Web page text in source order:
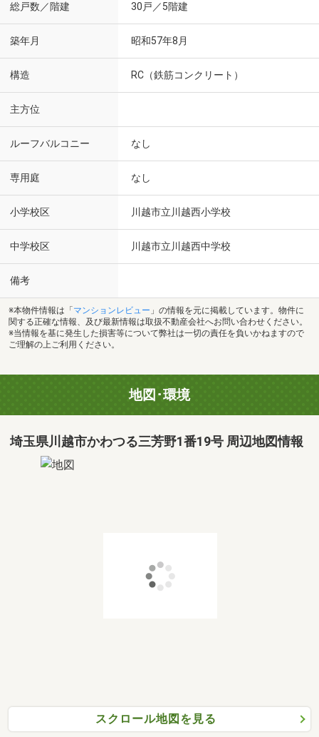
総戸数／階建 30戸／5階建
築年月 昭和57年8月
構造 RC（鉄筋コンクリート）
主方位
ルーフバルコニー なし
専用庭 なし
小学校区 川越市立川越西小学校
中学校区 川越市立川越西中学校
備考
※本物件情報は「 マンションレビュー 」の情報を元に掲載しています。物件に
関する正確な情報、及び最新情報は取扱不動産会社へお問い合わせください。
※当情報を基に発生した損害等について弊社は一切の責任を負いかねますので
ご理解の上ご利用ください。
地図･環境
埼玉県川越市かわつる三芳野1番19号 周辺地図情報
スクロール地図を見る